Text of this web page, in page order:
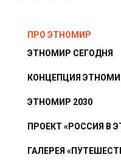
ПРО ЭТНОМИР
ЭТНОМИР СЕГОДНЯ
КОНЦЕПЦИЯ
ЭТНОМИР 2030
ПРОЕКТ «РОССИЯ В
ГАЛЕРЕЯ